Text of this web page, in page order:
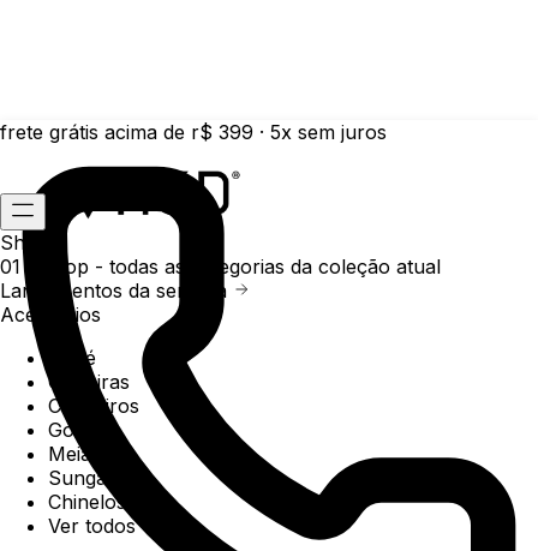
frete grátis acima de r$ 399 · 5x sem juros
Shop
01 /
Shop - todas as categorias da coleção atual
Lançamentos da semana
Acessórios
Boné
Carteiras
Chaveiros
Gorros
Meias
Sunga
Chinelos
Ver todos